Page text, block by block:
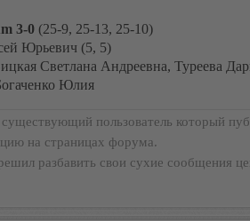
3-0 (25-9, 25-13, 25-10)
Юрьевич (5, 5)
Светлана Андреевна, Туреева
Юлия
существующий пользователь который
на страницах форума.
разбавить свои сухие сообщения